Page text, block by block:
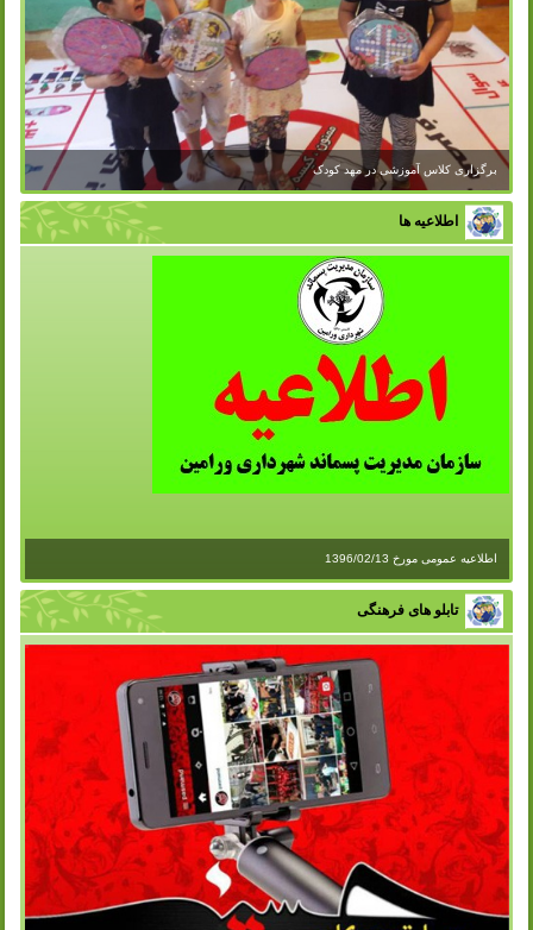
برگزاری کلاس آموزشی در مهد کودک
اطلاعیه ها
اطلاعیه عمومی مورخ 1396/02/13
تابلو های فرهنگی